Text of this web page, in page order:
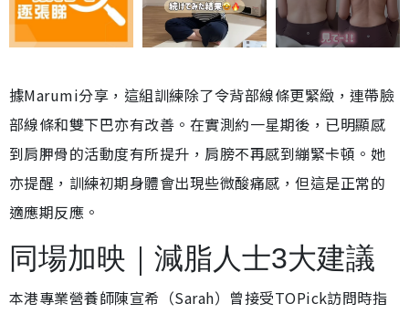
據Marumi分享，這組訓練除了令背部線條更緊緻，連帶臉
部線條和雙下巴亦有改善。在實測約一星期後，已明顯感
到肩胛骨的活動度有所提升，肩膀不再感到繃緊卡頓。她
亦提醒，訓練初期身體會出現些微酸痛感，但這是正常的
適應期反應。
同場加映｜減脂人士3大建議
本港專業營養師陳宣希（Sarah）曾接受TOPick訪問時指